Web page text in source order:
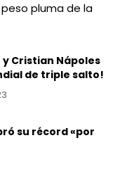
pluma de la
y Cristian Nápoles
de triple salto!
su récord «por